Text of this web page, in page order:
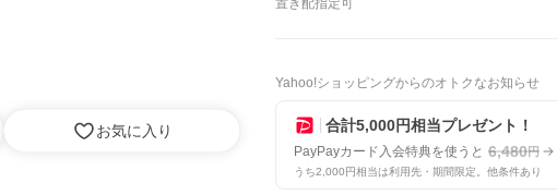
お気に入り
置き配指定可
Yahoo!ショッピングからのオトクなお知らせ
合計5,000円相当プレゼント！
PayPayカード入会特典を使うと 6,480円
うち2,000円相当は利用先・期間限定。他条件あり